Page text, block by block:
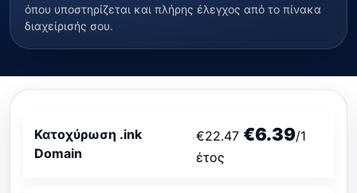
όπου υποστηρίζεται και πλήρης έλεγχος από το πίνακα
διαχείρισής σου.
Κατοχύρωση .ink
Domain
€22.47 €6.39/1
έτος